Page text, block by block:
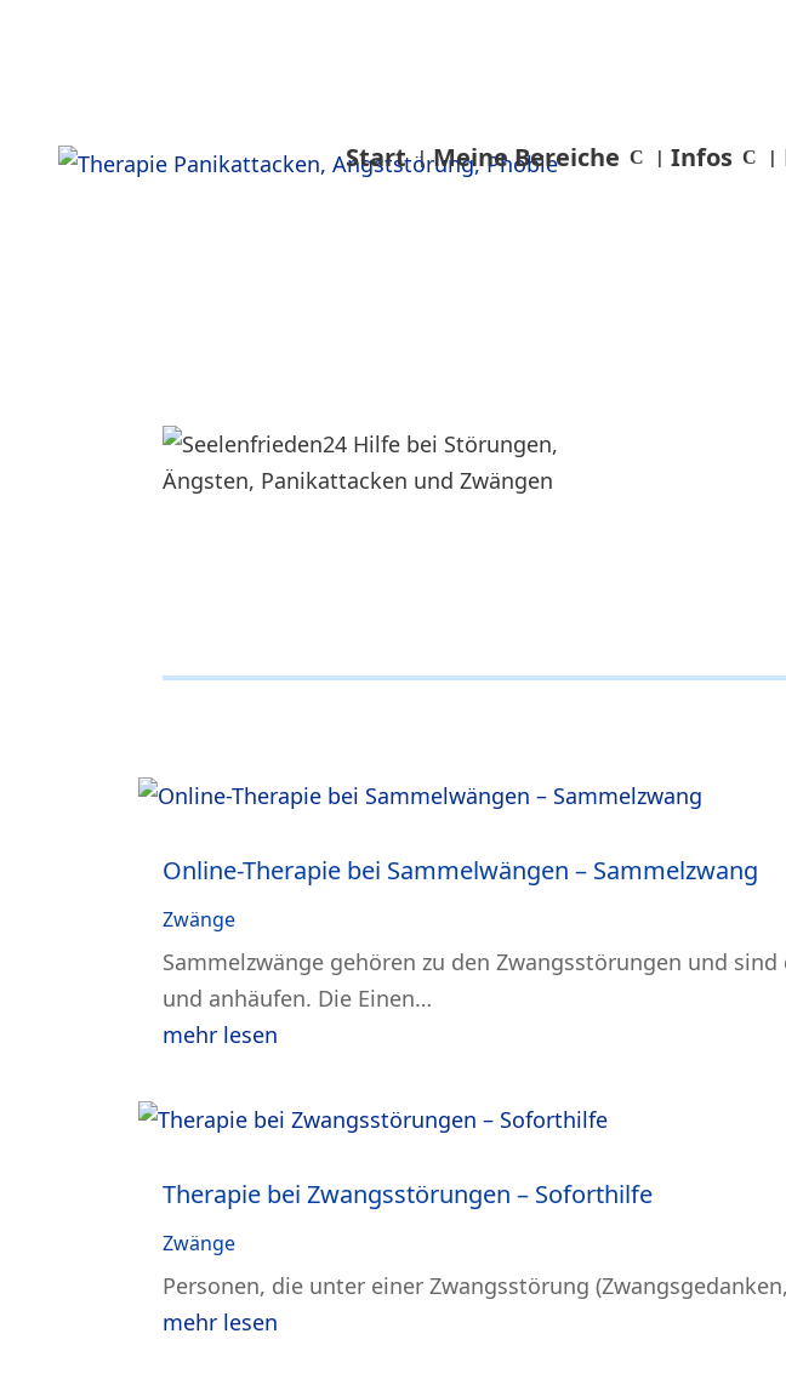
Start Meine Bereiche Infos
Online-Therapie bei Sammelwängen – Sammelzwang
Zwänge
Sammelzwänge gehören zu den Zwangsstörungen und
und anhäufen. Die Einen…
mehr lesen
Therapie bei Zwangsstörungen – Soforthilfe
Zwänge
Personen, die unter einer Zwangsstörung
mehr lesen